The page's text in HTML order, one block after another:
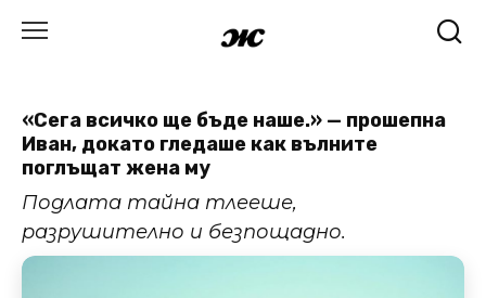
«Сега всичко ще бъде наше.» — прошепна
Иван, докато гледаше как вълните
поглъщат жена му
Подлата тайна тлееше,
разрушително и безпощадно.